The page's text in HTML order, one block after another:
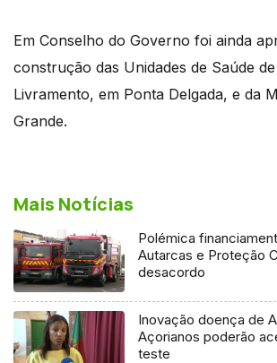
Em Conselho do Governo foi ainda
construção das Unidades de Saúde
Livramento, em Ponta Delgada, e da
Grande.
Mais Notícias
Polémica
Autarcas e Proteção
desacordo
Inovação doença de
Açorianos poderão
teste